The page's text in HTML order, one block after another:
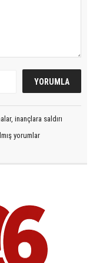
inançlara saldırı
yorumlar